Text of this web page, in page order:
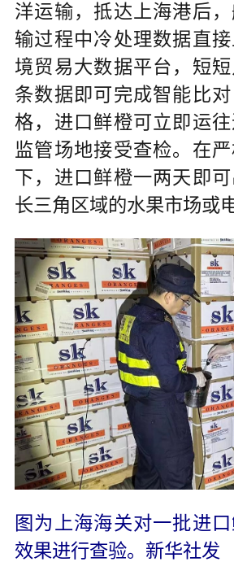
洋运输，抵达上海港后
输过程中冷处理数据直
境贸易大数据平台，短
条数据即可完成智能比
格，进口鲜橙可立即运
监管场地接受查检。在
下，进口鲜橙一两天即
长三角区域的水果市场或
图为上海海关对一批进
效果进行查验。新华社发